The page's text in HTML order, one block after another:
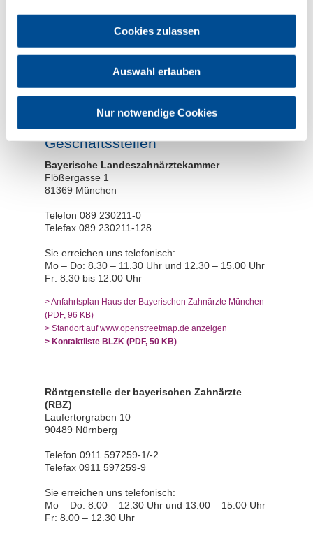
Cookies zulassen
Auswahl erlauben
Nur notwendige Cookies
Die von Ihnen übermittelten Daten werden nicht an Dritte
Ihrer Anfrage und werden für den Zeitraum der Bearbeitung
Ihrer Anfrage gespeichert und anschließend gelöscht.
Geschäftsstellen
Bayerische Landeszahnärztekammer
Flößergasse 1
81369 München
Telefon 089 230211-0
Telefax 089 230211-128
Sie erreichen uns telefonisch:
Mo – Do: 8.30 – 11.30 Uhr und 12.30 – 15.00 Uhr
Fr: 8.30 bis 12.00 Uhr
> Anfahrtsplan Haus der Bayerischen Zahnärzte München
(PDF, 96 KB)
> Standort auf www.openstreetmap.de anzeigen
> Kontaktliste BLZK (PDF, 50 KB)
Röntgenstelle der bayerischen Zahnärzte
(RBZ)
Laufertorgraben 10
90489 Nürnberg
Telefon 0911 597259-1/-2
Telefax 0911 597259-9
Sie erreichen uns telefonisch:
Mo – Do: 8.00 – 12.30 Uhr und 13.00 – 15.00 Uhr
Fr: 8.00 – 12.30 Uhr